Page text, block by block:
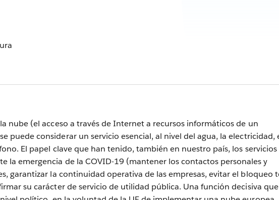
nube (el acceso a través de Internet a recursos informáticos de un
puede considerar un servicio esencial, al nivel del agua, la electricidad,
El papel clave que han tenido, también en nuestro país, los servicios
la emergencia de la COVID-19 (mantener los contactos personales y
garantizar la continuidad operativa de las empresas, evitar el bloqueo
su carácter de servicio de utilidad pública. Una función decisiva